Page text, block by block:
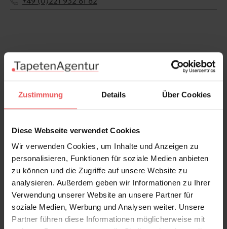
Zustimmung Details Über Cookies
Diese Webseite verwendet Cookies
Wir verwenden Cookies, um Inhalte und Anzeigen zu
personalisieren, Funktionen für soziale Medien anbieten
zu können und die Zugriffe auf unsere Website zu
analysieren. Außerdem geben wir Informationen zu Ihrer
Verwendung unserer Website an unsere Partner für
soziale Medien, Werbung und Analysen weiter. Unsere
Partner führen diese Informationen möglicherweise mit
Produktgalerie überspringen
Varianten